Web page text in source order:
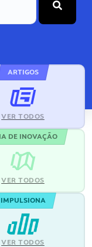
ARTIGOS
VER TODOS
DE INOVAÇÃO
VER TODOS
IMPULSIONA
VER TODOS